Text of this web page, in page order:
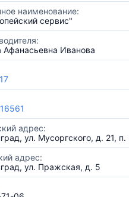
наименование:
сервис"
Афанасьевна Иванова
адрес:
ул. Мусоргского, д. 21, п.
адрес:
ул. Пражская, д. 5